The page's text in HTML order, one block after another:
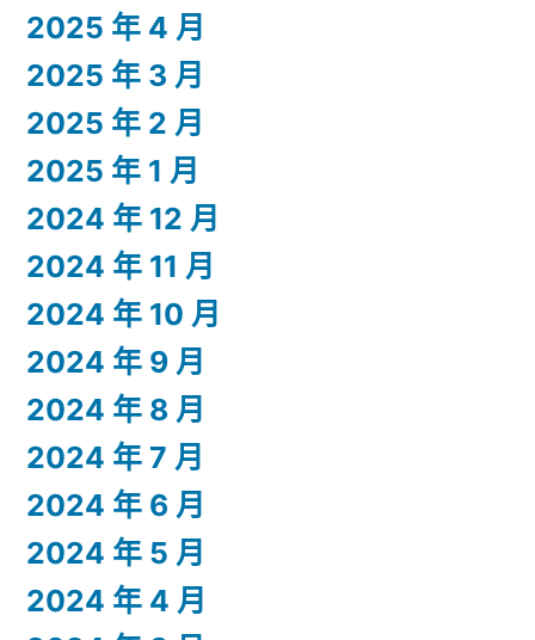
2025 年 4 月
2025 年 3 月
2025 年 2 月
2025 年 1 月
2024 年 12 月
2024 年 11 月
2024 年 10 月
2024 年 9 月
2024 年 8 月
2024 年 7 月
2024 年 6 月
2024 年 5 月
2024 年 4 月